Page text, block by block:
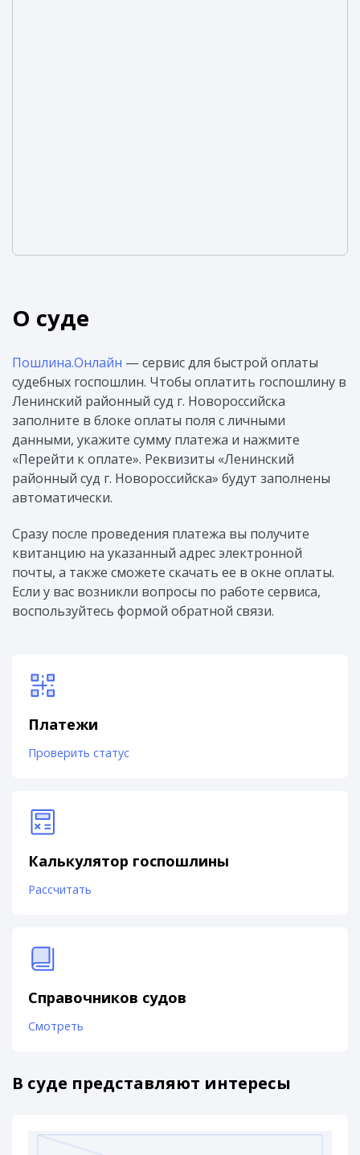
О суде
Пошлина.Онлайн — сервис для быстрой оплаты
судебных госпошлин. Чтобы оплатить госпошлину в
Ленинский районный суд г. Новороссийска
заполните в блоке оплаты поля с личными
данными, укажите сумму платежа и нажмите
«Перейти к оплате». Реквизиты «Ленинский
районный суд г. Новороссийска» будут заполнены
автоматически.
Сразу после проведения платежа вы получите
квитанцию на указанный адрес электронной
почты, а также сможете скачать ее в окне оплаты.
Если у вас возникли вопросы по работе сервиса,
воспользуйтесь формой обратной связи.
Платежи
Проверить статус
Калькулятор госпошлины
Рассчитать
Справочников судов
Смотреть
В суде представляют интересы